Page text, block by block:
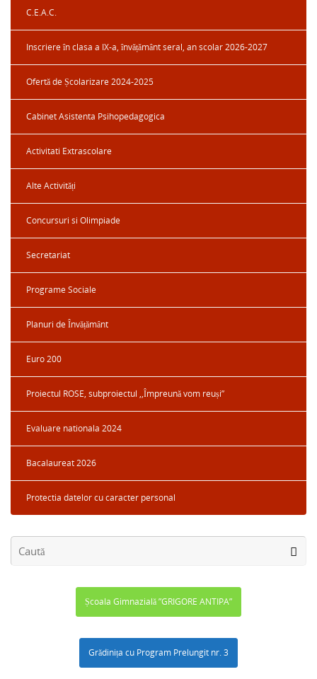
C.E.A.C.
Inscriere în clasa a IX-a, învățământ seral, an scolar 2026-2027
Ofertă de Școlarizare 2024-2025
Cabinet Asistenta Psihopedagogica
Activitati Extrascolare
Alte Activități
Concursuri si Olimpiade
Secretariat
Programe Sociale
Planuri de Învățământ
Euro 200
Proiectul ROSE, subproiectul ,,Împreună vom reuși”
Evaluare nationala 2024
Bacalaureat 2026
Protectia datelor cu caracter personal
Școala Gimnazială ”GRIGORE ANTIPA”
Grădinița cu Program Prelungit nr. 3